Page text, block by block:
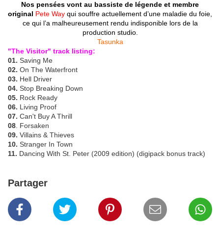
Nos pensées vont au bassiste de légende et membre
original Pete Way qui souffre actuellement d’une maladie du foie,
ce qui l’a malheureusement rendu indisponible lors de la
production studio.
Tasunka
"The Visitor" track listing:
01. Saving Me
02. On The Waterfront
03. Hell Driver
04. Stop Breaking Down
05. Rock Ready
06. Living Proof
07. Can't Buy A Thrill
08 . Forsaken
09. Villains & Thieves
10. Stranger In Town
11. Dancing With St. Peter (2009 edition) (digipack bonus track)
Partager